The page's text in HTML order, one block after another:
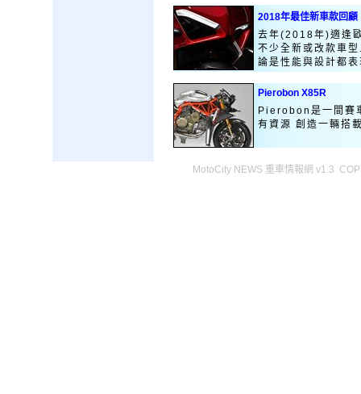
2018年最佳新車款回顧
去年(2018年)適逢
不少全新或改款車
論是性能與設計都
Pierobon X85R
Pierobon是一間賽
有資源 創造一輛搭
MotoCity NEWS 重車情報網 v1.3